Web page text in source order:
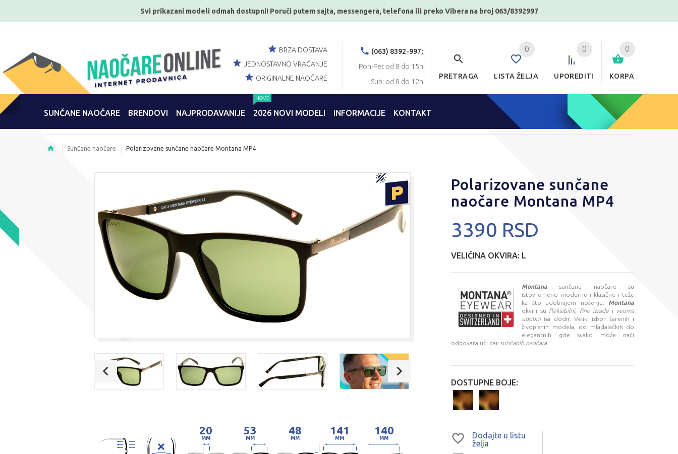
Svi prikazani modeli odmah dostupni! Poruči putem sajta, messengera, telefona ili preko Vibera na broj 063/8392997
0
KORPA
0
UPOREDITI
0
LISTA ŽELJA
PRETRAGA
(063) 8392-997;
Pon-Pet od 8 do 15h
Sub: od 8 do 12h
BRZA DOSTAVA
JEDNOSTAVNO VRAĆANJE
ORIGINALNE NAOČARE
SUNČANE NAOČARE BRENDOVI NAJPRODAVANIJE 2026 NOVI MODELI
NOVO
INFORMACIJE KONTAKT
Sunčane naočare Polarizovane sunčane naočare Montana MP4
20
MM
53
MM
48
MM
141
MM
140
MM
Polarizovane sunčane
naočare Montana MP4
3390 RSD
VELIČINA OKVIRA: L
Montanasunčane naočare su
istovremeno moderne i klasične i teže
ka što udobnijem nošenju. Montana
okviri su fleksibilni, fine izrade i veoma
udobnina dodir. Veliki izbor šarenih i
živopisnih modela, od mladalačkih do
elegantnih gde svako može naći
odgovarajući par sunčanih naočara.
DOSTUPNE BOJE:
Dodajte u listu
želja